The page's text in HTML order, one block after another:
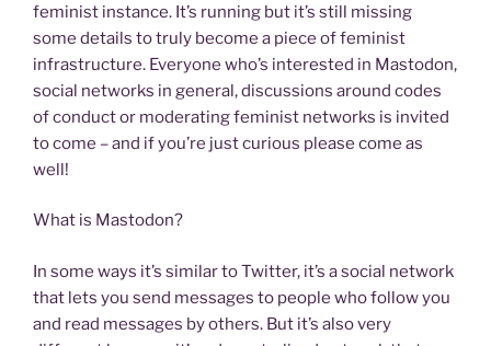
feminist instance. It’s running but it’s still missing
some details to truly become a piece of feminist
infrastructure. Everyone who’s interested in Mastodon,
social networks in general, discussions around codes
of conduct or moderating feminist networks is invited
to come – and if you’re just curious please come as
well!
What is Mastodon?
In some ways it’s similar to Twitter, it’s a social network
that lets you send messages to people who follow you
and read messages by others. But it’s also very